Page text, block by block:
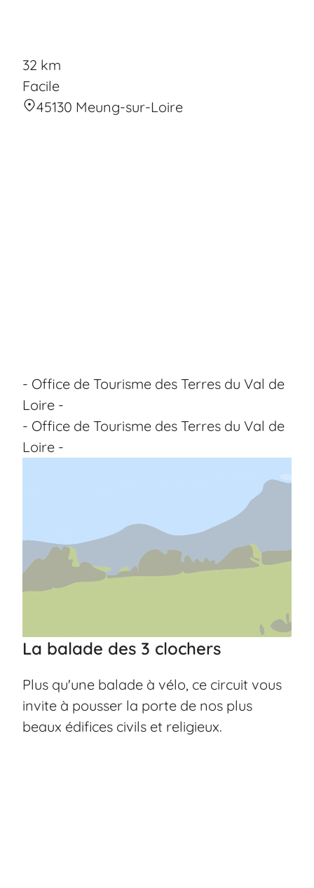
32 km
Facile
45130 Meung-sur-Loire
- Office de Tourisme des Terres du Val de
Loire -
- Office de Tourisme des Terres du Val de
Loire -
La balade des 3 clochers
Plus qu'une balade à vélo, ce circuit vous
invite à pousser la porte de nos plus
beaux édifices civils et religieux.